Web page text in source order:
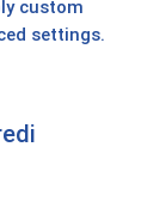
custom
settings.